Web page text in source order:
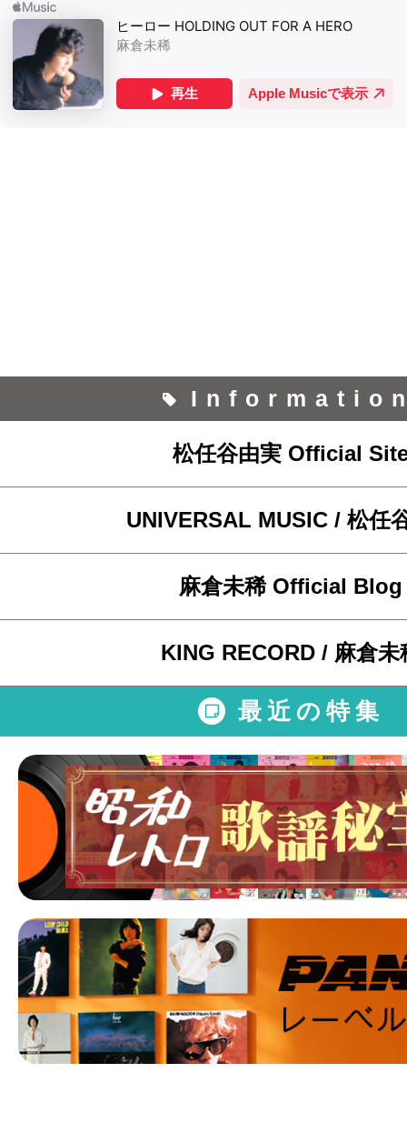
松任谷由実 Official
UNIVERSAL MUSIC / 松任
麻倉未稀 Official Blog
KING RECORD / 麻倉未
最近の特集